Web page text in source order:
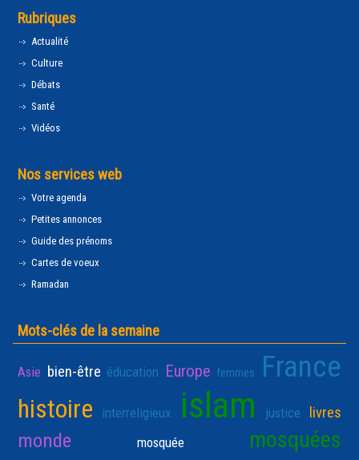
Rubriques
Actualité
Culture
Débats
Santé
Vidéos
Nos services web
Votre agenda
Petites annonces
Guide des prénoms
Cartes de voeux
Ramadan
Mots-clés de la semaine
Asie bien-être éducation Europe femmes France
histoire interreligieux islam justice livres
monde mosquée mosquées